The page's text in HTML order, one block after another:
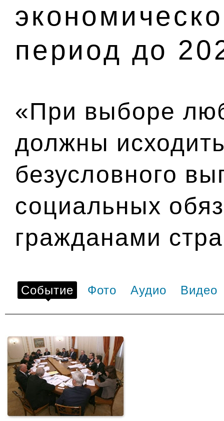
период до
«При выборе
должны
безусловного
социальных
гражданами
Событие Фото Аудио Видео